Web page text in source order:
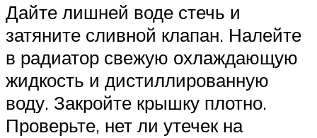
Дайте лишней воде стечь и
затяните сливной клапан. Налейте
в радиатор свежую охлаждающую
жидкость и дистиллированную
воду. Закройте крышку плотно.
Проверьте, нет ли утечек на